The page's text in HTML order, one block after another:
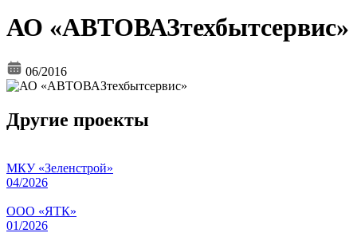
АО «АВТОВАЗтехбытсервис»
06/2016
Другие проекты
МКУ «Зеленстрой»
04/2026
ООО «ЯТК»
01/2026